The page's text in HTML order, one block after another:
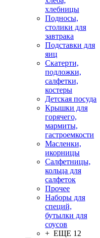
хлебницы
Подносы,
столики для
завтрака
Подставки для
яиц
Скатерти,
подложки,
салфетки,
костеры
Детская посуда
Крышки для
горячего,
мармиты,
гастроемкости
Масленки,
икорницы
Салфетницы,
кольца для
салфеток
Прочее
Наборы для
специй,
бутылки для
соусов
+ ЕЩЕ 12